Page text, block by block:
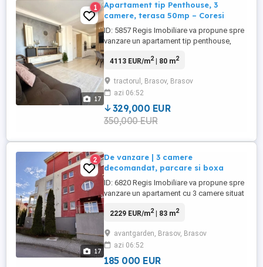
17
1
Apartament tip Penthouse, 3
camere, terasa 50mp – Coresi
ID: 5857 Regis Imobiliare va propune spre
vanzare un apartament tip penthouse,
Tractorul ndash; una dintre cele mai
suprafata utila de 80 mp si o terasa de 50
mp, acest apartament ofera spatiu
generos, lumina naturala ...
4113 EUR/m2| 80 m2
tractorul, Brasov, Brasov
azi 06:52
329,000 EUR
350,000 EUR
17
2
De vanzare | 3 camere
decomandat, parcare si boxa
ID: 6820 Regis Imobiliare va propune spre
vanzare un apartament cu 3 camere situat
Avantgarden 1, in zona Bartolomeu.
ideala pentru o familie care isi doreste un
camin spatios, intr-o zona care ofera un
stil de viata relaxat si ...
2229 EUR/m2| 83 m2
avantgarden, Brasov, Brasov
azi 06:52
185 000 EUR